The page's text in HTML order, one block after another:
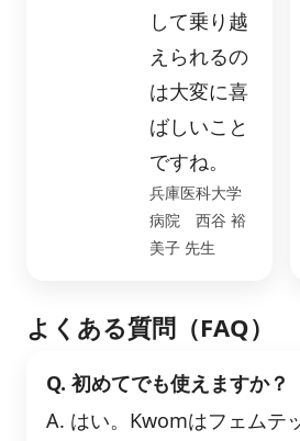
して乗り越
えられるの
は大変に喜
ばしいこと
ですね。
兵庫医科大学
病院 西谷 裕
美子 先生
よくある質問（FAQ）
Q. 初めてでも使えますか？
A. はい。Kwomはフェムテ